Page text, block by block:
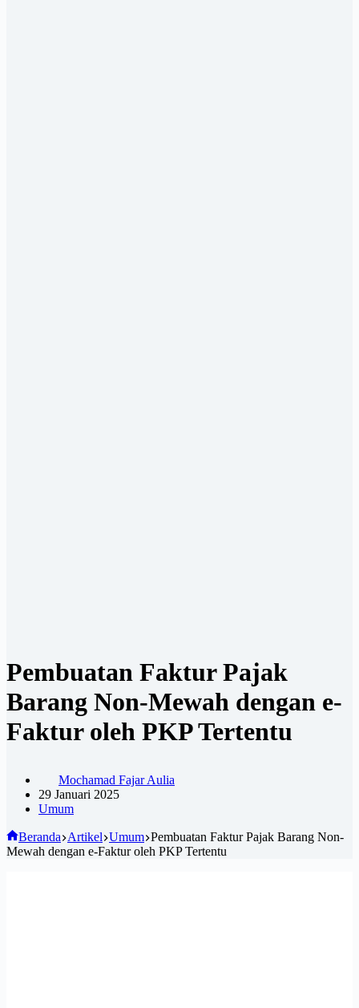
Pembuatan Faktur Pajak
Barang Non-Mewah dengan e-
Faktur oleh PKP Tertentu
Mochamad Fajar Aulia
29 Januari 2025
Umum
Beranda Artikel Umum Pembuatan Faktur Pajak Barang Non-
Mewah dengan e-Faktur oleh PKP Tertentu